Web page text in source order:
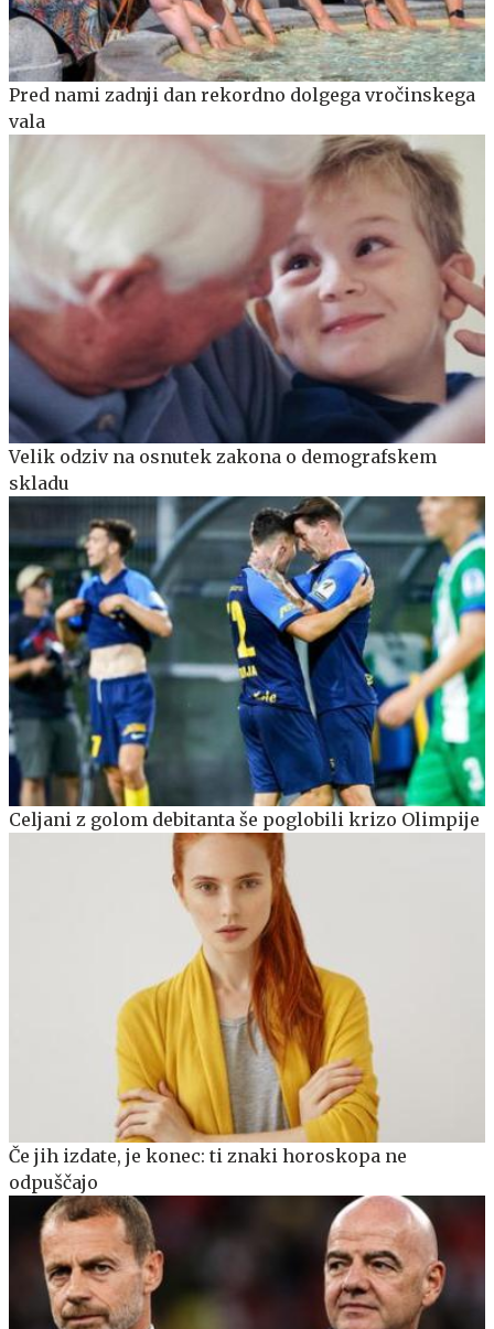
Pred nami zadnji dan rekordno dolgega vročinskega
vala
Velik odziv na osnutek zakona o demografskem
skladu
Celjani z golom debitanta še poglobili krizo Olimpije
Če jih izdate, je konec: ti znaki horoskopa ne
odpuščajo